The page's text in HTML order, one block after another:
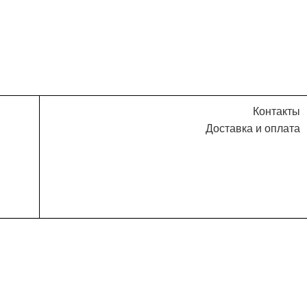
Контакты
Доставка и оплата